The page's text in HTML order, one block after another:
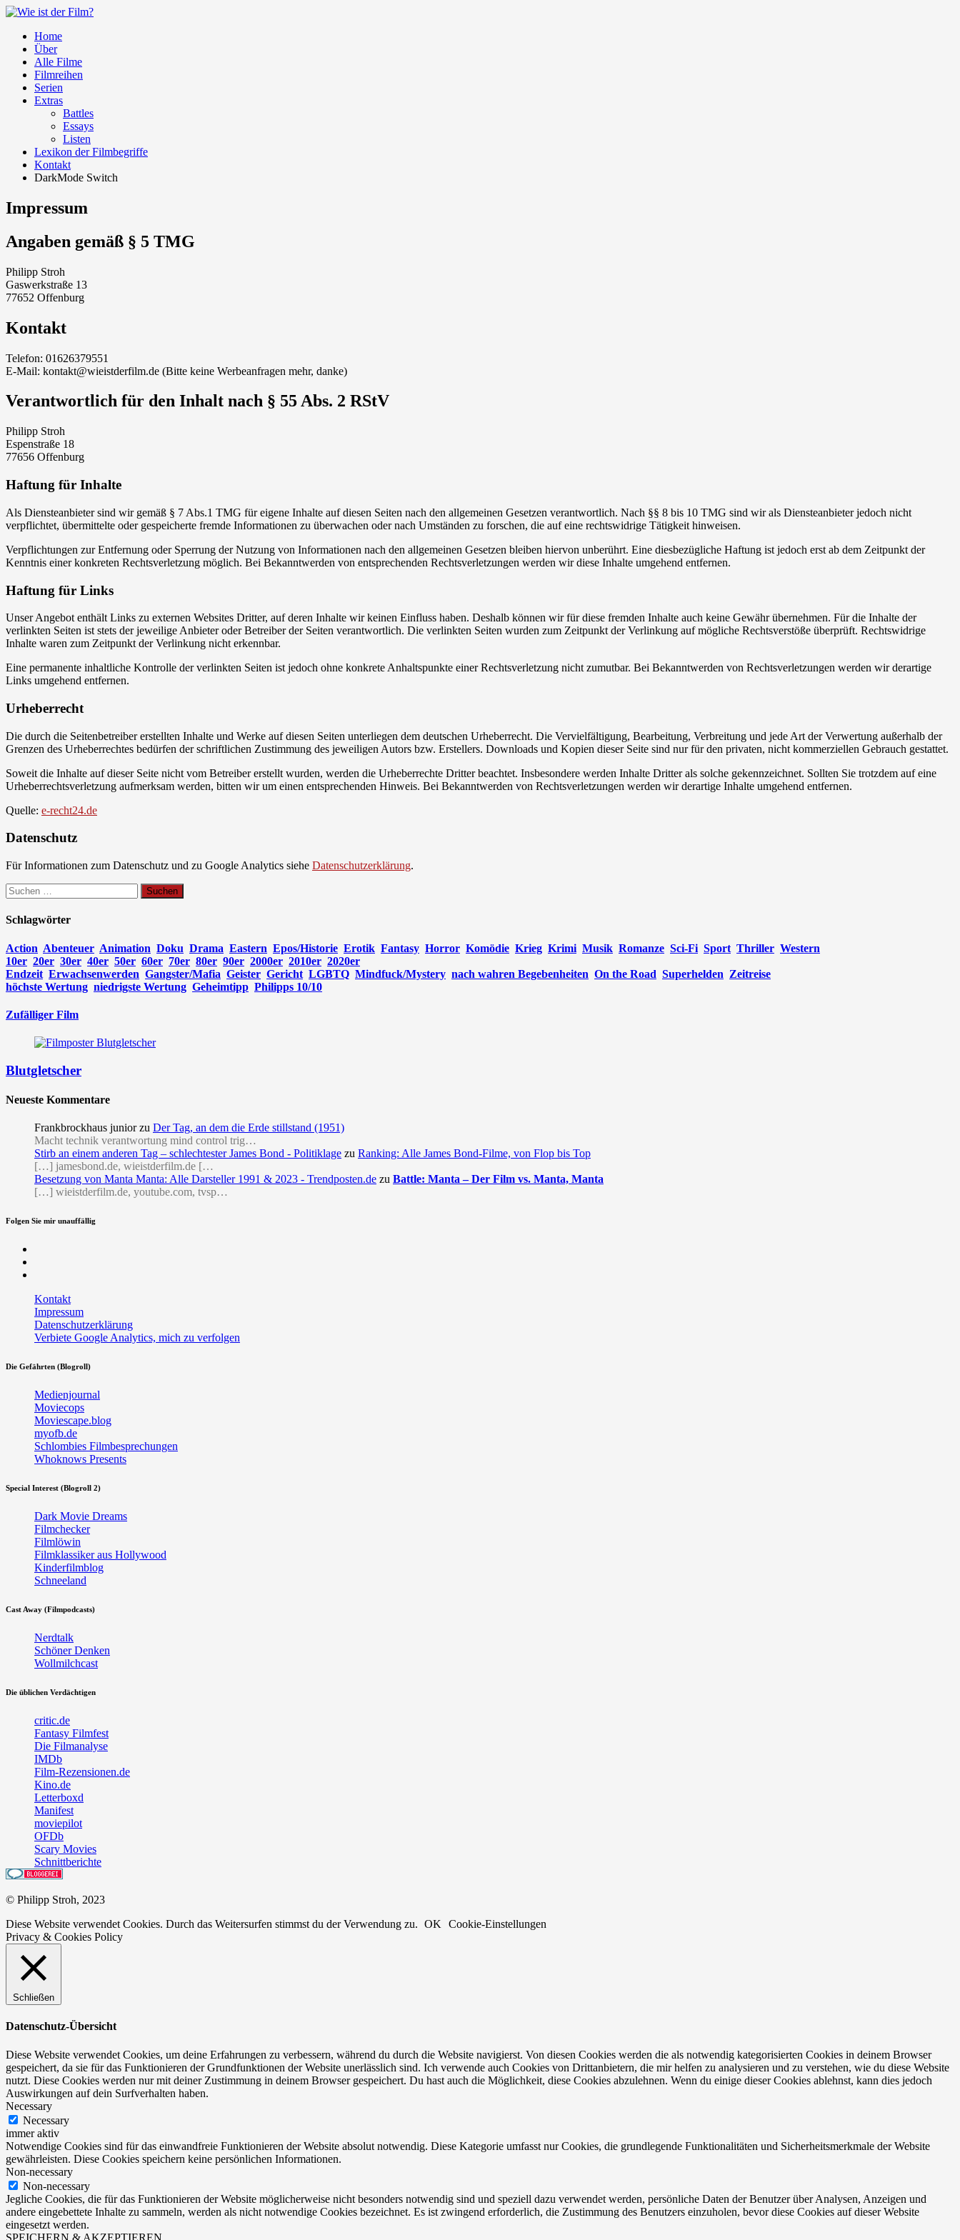
Home
Über
Alle Filme
Filmreihen
Serien
Extras
Battles
Essays
Listen
Lexikon der Filmbegriffe
Kontakt
DarkMode Switch
Impressum
Angaben gemäß § 5 TMG
Philipp Stroh
Gaswerkstraße 13
77652 Offenburg
Kontakt
Telefon: 01626379551
E-Mail: kontakt@wieistderfilm.de (Bitte keine Werbeanfragen mehr, danke)
Verantwortlich für den Inhalt nach § 55 Abs. 2 RStV
Philipp Stroh
Espenstraße 18
77656 Offenburg
Haftung für Inhalte
Als Diensteanbieter sind wir gemäß § 7 Abs.1 TMG für eigene Inhalte auf diesen Seiten nach den allgemeinen Gesetzen verantwortlich. Nach §§ 8 bis 10 TMG sind wir als Diensteanbieter jedoch nicht
verpflichtet, übermittelte oder gespeicherte fremde Informationen zu überwachen oder nach Umständen zu forschen, die auf eine rechtswidrige Tätigkeit hinweisen.
Verpflichtungen zur Entfernung oder Sperrung der Nutzung von Informationen nach den allgemeinen Gesetzen bleiben hiervon unberührt. Eine diesbezügliche Haftung ist jedoch erst ab dem Zeitpunkt der
Kenntnis einer konkreten Rechtsverletzung möglich. Bei Bekanntwerden von entsprechenden Rechtsverletzungen werden wir diese Inhalte umgehend entfernen.
Haftung für Links
Unser Angebot enthält Links zu externen Websites Dritter, auf deren Inhalte wir keinen Einfluss haben. Deshalb können wir für diese fremden Inhalte auch keine Gewähr übernehmen. Für die Inhalte der
verlinkten Seiten ist stets der jeweilige Anbieter oder Betreiber der Seiten verantwortlich. Die verlinkten Seiten wurden zum Zeitpunkt der Verlinkung auf mögliche Rechtsverstöße überprüft. Rechtswidrige
Inhalte waren zum Zeitpunkt der Verlinkung nicht erkennbar.
Eine permanente inhaltliche Kontrolle der verlinkten Seiten ist jedoch ohne konkrete Anhaltspunkte einer Rechtsverletzung nicht zumutbar. Bei Bekanntwerden von Rechtsverletzungen werden wir derartige
Links umgehend entfernen.
Urheberrecht
Die durch die Seitenbetreiber erstellten Inhalte und Werke auf diesen Seiten unterliegen dem deutschen Urheberrecht. Die Vervielfältigung, Bearbeitung, Verbreitung und jede Art der Verwertung außerhalb der
Grenzen des Urheberrechtes bedürfen der schriftlichen Zustimmung des jeweiligen Autors bzw. Erstellers. Downloads und Kopien dieser Seite sind nur für den privaten, nicht kommerziellen Gebrauch gestattet.
Soweit die Inhalte auf dieser Seite nicht vom Betreiber erstellt wurden, werden die Urheberrechte Dritter beachtet. Insbesondere werden Inhalte Dritter als solche gekennzeichnet. Sollten Sie trotzdem auf eine
Urheberrechtsverletzung aufmerksam werden, bitten wir um einen entsprechenden Hinweis. Bei Bekanntwerden von Rechtsverletzungen werden wir derartige Inhalte umgehend entfernen.
Quelle: e-recht24.de
Datenschutz
Für Informationen zum Datenschutz und zu Google Analytics siehe Datenschutzerklärung.
Suchen
nach:
Schlagwörter
Action Abenteuer Animation Doku Drama Eastern Epos/Historie Erotik Fantasy Horror Komödie Krieg Krimi Musik Romanze Sci-Fi Sport Thriller Western
10er 20er 30er 40er 50er 60er 70er 80er 90er 2000er 2010er 2020er
Endzeit Erwachsenwerden Gangster/Mafia Geister Gericht LGBTQ Mindfuck/Mystery nach wahren Begebenheiten On the Road Superhelden Zeitreise
höchste Wertung niedrigste Wertung Geheimtipp Philipps 10/10
Zufälliger Film
Blutgletscher
Neueste Kommentare
Frankbrockhaus junior zu Der Tag, an dem die Erde stillstand (1951)
Macht technik verantwortung mind control trig…
Stirb an einem anderen Tag – schlechtester James Bond - Politiklage zu Ranking: Alle James Bond-Filme, von Flop bis Top
[…] jamesbond.de, wieistderfilm.de […
Besetzung von Manta Manta: Alle Darsteller 1991 & 2023 - Trendposten.de zu Battle: Manta – Der Film vs. Manta, Manta
[…] wieistderfilm.de, youtube.com, tvsp…
Folgen Sie mir unauffällig
Kontakt
Impressum
Datenschutzerklärung
Verbiete Google Analytics, mich zu verfolgen
Die Gefährten (Blogroll)
Medienjournal
Moviecops
Moviescape.blog
myofb.de
Schlombies Filmbesprechungen
Whoknows Presents
Special Interest (Blogroll 2)
Dark Movie Dreams
Filmchecker
Filmlöwin
Filmklassiker aus Hollywood
Kinderfilmblog
Schneeland
Cast Away (Filmpodcasts)
Nerdtalk
Schöner Denken
Wollmilchcast
Die üblichen Verdächtigen
critic.de
Fantasy Filmfest
Die Filmanalyse
IMDb
Film-Rezensionen.de
Kino.de
Letterboxd
Manifest
moviepilot
OFDb
Scary Movies
Schnittberichte
© Philipp Stroh, 2023
Diese Website verwendet Cookies. Durch das Weitersurfen stimmst du der Verwendung zu. OK
Cookie-Einstellungen
Privacy & Cookies Policy
Schließen
Datenschutz-Übersicht
Diese Website verwendet Cookies, um deine Erfahrungen zu verbessern, während du durch die Website navigierst. Von diesen Cookies werden die als notwendig kategorisierten Cookies in deinem Browser
gespeichert, da sie für das Funktionieren der Grundfunktionen der Website unerlässlich sind. Ich verwende auch Cookies von Drittanbietern, die mir helfen zu analysieren und zu verstehen, wie du diese Website
nutzt. Diese Cookies werden nur mit deiner Zustimmung in deinem Browser gespeichert. Du hast auch die Möglichkeit, diese Cookies abzulehnen. Wenn du einige dieser Cookies ablehnst, kann dies jedoch
Auswirkungen auf dein Surfverhalten haben.
Necessary
Necessary
immer aktiv
Notwendige Cookies sind für das einwandfreie Funktionieren der Website absolut notwendig. Diese Kategorie umfasst nur Cookies, die grundlegende Funktionalitäten und Sicherheitsmerkmale der Website
gewährleisten. Diese Cookies speichern keine persönlichen Informationen.
Non-necessary
Non-necessary
Jegliche Cookies, die für das Funktionieren der Website möglicherweise nicht besonders notwendig sind und speziell dazu verwendet werden, persönliche Daten der Benutzer über Analysen, Anzeigen und
andere eingebettete Inhalte zu sammeln, werden als nicht notwendige Cookies bezeichnet. Es ist zwingend erforderlich, die Zustimmung des Benutzers einzuholen, bevor diese Cookies auf dieser Website
eingesetzt werden.
SPEICHERN & AKZEPTIEREN